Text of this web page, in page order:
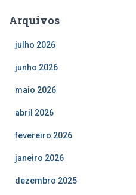
Arquivos
julho 2026
junho 2026
maio 2026
abril 2026
fevereiro 2026
janeiro 2026
dezembro 2025